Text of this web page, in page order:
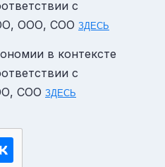
с
ООО, СОО ЗДЕСЬ
в контексте
с
СОО ЗДЕСЬ